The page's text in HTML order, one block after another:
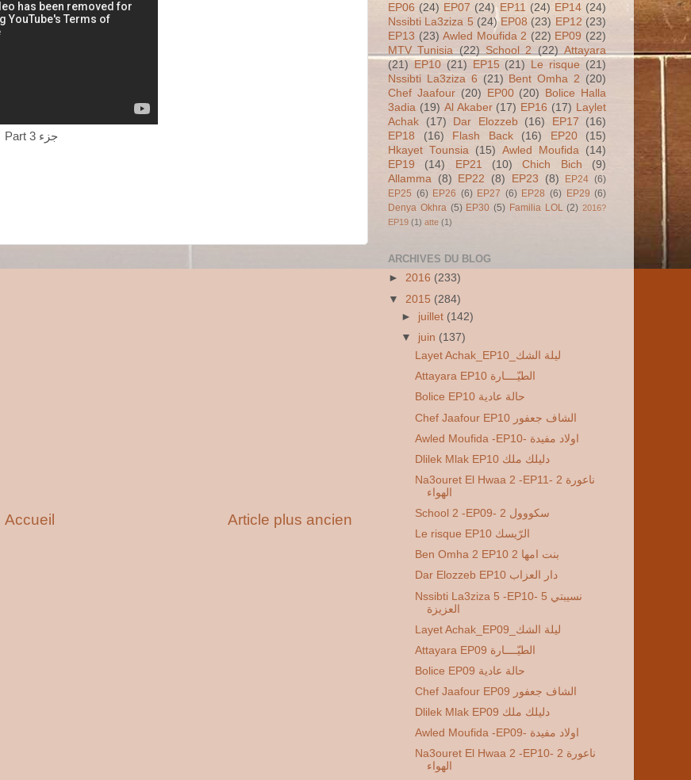
Part 3 جزء
Article plus ancien
Accueil
EP06 (24) EP07 (24) EP11 (24) EP14 (24)
Nssibti La3ziza 5 (24) EP08 (23) EP12 (23)
EP13 (23) Awled Moufida 2 (22) EP09 (22)
MTV Tunisia (22) School 2 (22) Attayara
(21) EP10 (21) EP15 (21) Le risque (21)
Nssibti La3ziza 6 (21) Bent Omha 2 (20)
Chef Jaafour (20) EP00 (20) Bolice Halla
3adia (19) Al Akaber (17) EP16 (17) Laylet
Achak
(17) Dar Elozzeb (16) EP17
(16)
EP18
(16) Flash Back (16) EP20
(15)
Hkayet Tounsia
(15) Awled Moufida
(14)
EP19
(14) EP21 (10) Chich Bich
(9)
Allamma
(8) EP22 (8) EP23 (8) EP24 (6)
EP25 (6) EP26 (6) EP27 (6) EP28 (6) EP29 (6)
Denya Okhra (5) EP30 (5) Familia LOL (2) 2016?
EP19 (1) atte (1)
ARCHIVES DU BLOG
► 2016 (233)
▼ 2015 (284)
► juillet (142)
▼ juin (137)
Layet Achak_EP10_ليلة الشك
Attayara EP10 الطيّــــارة
Bolice EP10 حالة عادية
Chef Jaafour EP10 الشاف جعفور
Awled Moufida -EP10- اولاد مفيدة
Dlilek Mlak EP10 دليلك ملك
Na3ouret El Hwaa 2 -EP11- 2 ناعورة
الهواء
School 2 -EP09- 2 سكووول
Le risque EP10 الرّيسك
Ben Omha 2 EP10 2 بنت امها
Dar Elozzeb EP10 دار العزاب
Nssibti La3ziza 5 -EP10- 5 نسيبتي
العزيزة
Layet Achak_EP09_ليلة الشك
Attayara EP09 الطيّــــارة
Bolice EP09 حالة عادية
Chef Jaafour EP09 الشاف جعفور
Dlilek Mlak EP09 دليلك ملك
Awled Moufida -EP09- اولاد مفيدة
Na3ouret El Hwaa 2 -EP10- 2 ناعورة
الهواء